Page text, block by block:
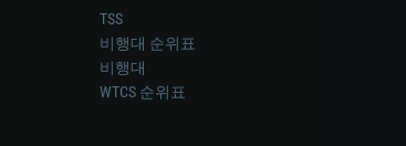
TSS
비행대 순위표
비행대
WTCS 순위표